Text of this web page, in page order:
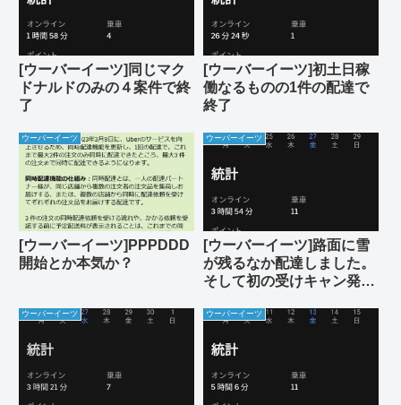
[ウーバーイーツ]同じマク
ドナルドのみの４案件で終
了
[ウーバーイーツ]初土日稼
働なるものの1件の配達で
終了
ウーバーイーツ
[ウーバーイーツ]PPPDDD
開始とか本気か？
ウーバーイーツ
[ウーバーイーツ]路面に雪
が残るなか配達しました。
そして初の受けキャン発
ウーバーイーツ ウーバーイーツ